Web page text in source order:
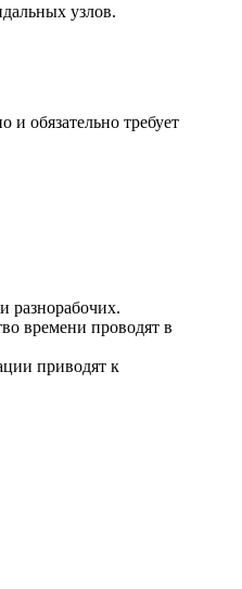
узлов.
и обязательно требует
разнорабочих.
времени проводят в
приводят к